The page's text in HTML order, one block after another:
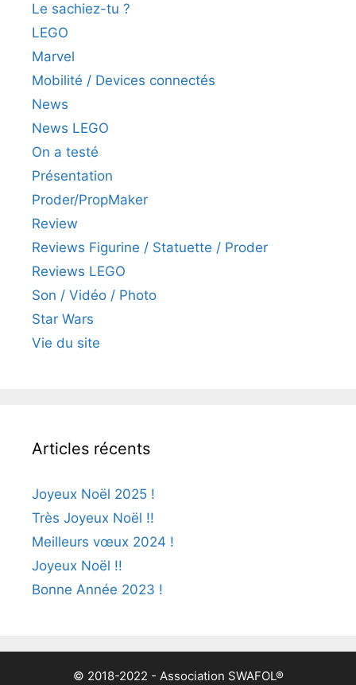
Le sachiez-tu ?
LEGO
Marvel
Mobilité / Devices connectés
News
News LEGO
On a testé
Présentation
Proder/PropMaker
Review
Reviews Figurine / Statuette / Proder
Reviews LEGO
Son / Vidéo / Photo
Star Wars
Vie du site
Articles récents
Joyeux Noël 2025 !
Très Joyeux Noël !!
Meilleurs vœux 2024 !
Joyeux Noël !!
Bonne Année 2023 !
© 2018-2022 - Association SWAFOL®